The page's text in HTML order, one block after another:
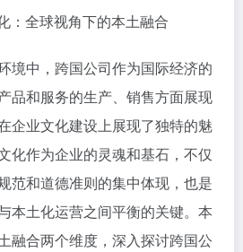
：全球视角下的本土融合
境中，跨国公司作为国际经济的
品和服务的生产、销售方面展现
企业文化建设上展现了独特的魅
化作为企业的灵魂和基石，不仅
范和道德准则的集中体现，也是
本土化运营之间平衡的关键。本
融合两个维度，深入探讨跨国公